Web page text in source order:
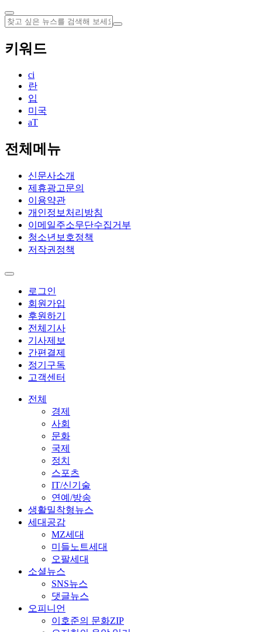
키워드
ci
란
입
미국
aT
전체메뉴
신문사소개
제휴광고문의
이용약관
개인정보처리방침
이메일주소무단수집거부
청소년보호정책
저작권정책
로그인
회원가입
후원하기
전체기사
기사제보
간편결제
정기구독
고객센터
전체
경제
사회
문화
국제
정치
스포츠
IT/신기술
연예/방송
생활밀착형뉴스
세대공감
MZ세대
미들노트세대
오팔세대
소셜뉴스
SNS뉴스
댓글뉴스
오피니언
이호준의 문화ZIP